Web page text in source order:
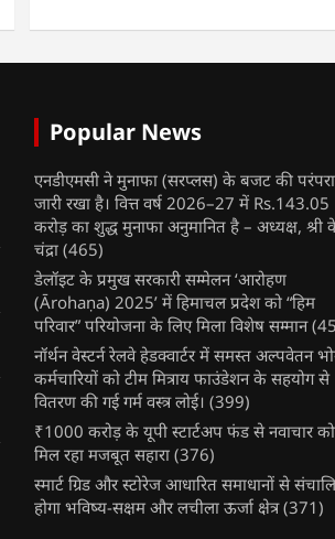
Popular News
एनडीएमसी ने मुनाफा (सरप्लस) के बजट की
जारी रखा है। वित्त वर्ष 2026–27 में Rs.143.05
करोड़ का शुद्ध मुनाफा अनुमानित है – अध्यक्ष, श्री
चंद्रा (465)
डेलॉइट के प्रमुख सरकारी सम्मेलन ‘आरोहण
(Ārohaṇa) 2025’ में हिमाचल प्रदेश को “हिम
परिवार” परियोजना के लिए मिला विशेष सम्मान
नॉर्थन वेस्टर्न रेलवे हेडक्वार्टर में समस्त अल्पवेतन
कर्मचारियों को टीम मित्राय फाउंडेशन के सहयोग से
वितरण की गई गर्म वस्त्र लोई। (399)
₹1000 करोड़ के यूपी स्टार्टअप फंड से नवाचार को
मिल रहा मजबूत सहारा (376)
स्मार्ट ग्रिड और स्टोरेज आधारित समाधानों से
होगा भविष्य-सक्षम और लचीला ऊर्जा क्षेत्र (371)